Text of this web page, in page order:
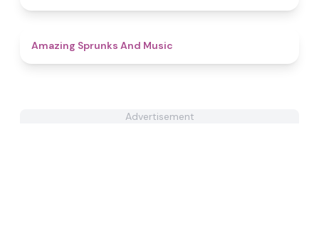
Amazing Sprunks And Music
Advertisement